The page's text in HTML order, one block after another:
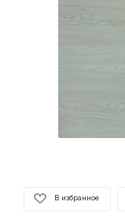
В избранное